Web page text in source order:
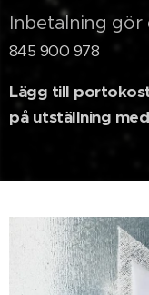
Inbetalning gör
845 900 978
Lägg till
på utställning